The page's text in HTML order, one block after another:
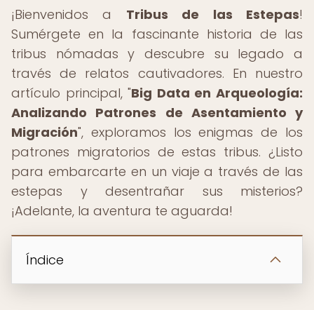
¡Bienvenidos a Tribus de las Estepas!
Sumérgete en la fascinante historia de las
tribus nómadas y descubre su legado a
través de relatos cautivadores. En nuestro
artículo principal, "Big Data en Arqueología:
Analizando Patrones de Asentamiento y
Migración", exploramos los enigmas de los
patrones migratorios de estas tribus. ¿Listo
para embarcarte en un viaje a través de las
estepas y desentrañar sus misterios?
¡Adelante, la aventura te aguarda!
Índice